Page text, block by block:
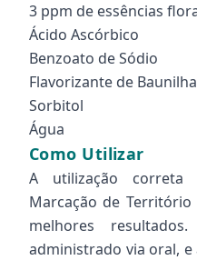
3 ppm de essências
Ácido Ascórbico
Benzoato de Sódio
Flavorizante de Baunilha
Sorbitol
Água
Como Utilizar
A utilização correta
Marcação de
melhores
administrado via oral,